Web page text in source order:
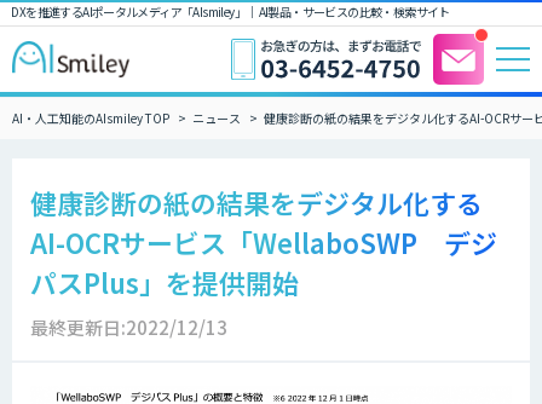
DXを推進するAIポータルメディア「AIsmiley」｜ AI製品・サービスの比較・検索サイト
AI・人工知能のAIsmiley TOP ニュース 健康診断の紙の結果をデジタル化するAI-OCRサ
健康診断の紙の結果をデジタル化する
AI-OCRサービス「WellaboSWP デジ
パスPlus」を提供開始
最終更新日:2022/12/13